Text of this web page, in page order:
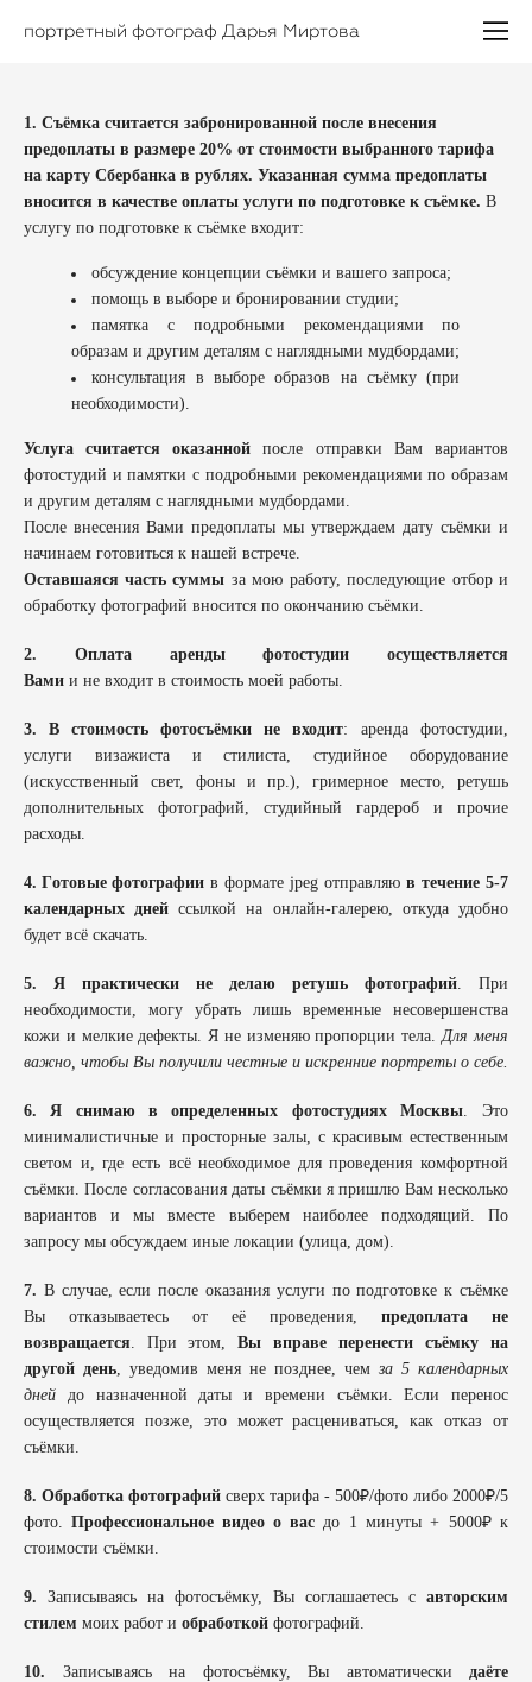
портретный фотограф Дарья Миртова
1. Съёмка считается забронированной после внесения
предоплаты в размере 20% от стоимости выбранного тарифа
на карту Сбербанка в рублях. Указанная сумма предоплаты
вносится в качестве оплаты услуги по подготовке к съёмке. В
услугу по подготовке к съёмке входит:
обсуждение концепции съёмки и вашего запроса;
помощь в выборе и бронировании студии;
памятка с подробными рекомендациями по
образам и другим деталям с наглядными мудбордами;
консультация в выборе образов на съёмку (при
необходимости).
Услуга считается оказанной после отправки Вам вариантов
фотостудий и памятки с подробными рекомендациями по образам
и другим деталям с наглядными мудбордами.
После внесения Вами предоплаты мы утверждаем дату съёмки и
начинаем готовиться к нашей встрече.
Оставшаяся часть суммы за мою работу, последующие отбор и
обработку фотографий вносится по окончанию съёмки.
2. Оплата аренды фотостудии осуществляется
Вами и не входит в стоимость моей работы.
3. В стоимость фотосъёмки не входит: аренда фотостудии,
услуги визажиста и стилиста, студийное оборудование
(искусственный свет, фоны и пр.), гримерное место, ретушь
дополнительных фотографий, студийный гардероб и прочие
расходы.
4. Готовые фотографии в формате jpeg отправляю в течение 5-7
календарных дней ссылкой на онлайн-галерею, откуда удобно
будет всё скачать.
5. Я практически не делаю ретушь фотографий. При
необходимости, могу убрать лишь временные несовершенства
кожи и мелкие дефекты. Я не изменяю пропорции тела.Для меня
важно, чтобы Вы получили честные и искренние портреты о себе.
6. Я снимаю в определенных фотостудиях Москвы. Это
минималистичные и просторные залы, с красивым естественным
светом и, где есть всё необходимое для проведения комфортной
съёмки. После согласования даты съёмки я пришлю Вам несколько
вариантов и мы вместе выберем наиболее подходящий. По
запросу мы обсуждаем иные локации (улица, дом).
7. В случае, если после оказания услуги по подготовке к съёмке
Вы отказываетесь от её проведения, предоплата не
возвращается. При этом, Вы вправе перенести съёмку на
другой день, уведомив меня не позднее, чем за 5 календарных
дней до назначенной даты и времени съёмки. Если перенос
осуществляется позже, это может расцениваться, как отказ от
съёмки.
8. Обработка фотографий сверх тарифа - 500₽/фото либо 2000₽/5
фото. Профессиональное видео о вас до 1 минуты + 5000₽ к
стоимости съёмки.
9. Записываясь на фотосъёмку, Вы соглашаетесь с авторским
стилем моих работ и обработкой фотографий.
10. Записываясь на фотосъёмку, Вы автоматически даёте